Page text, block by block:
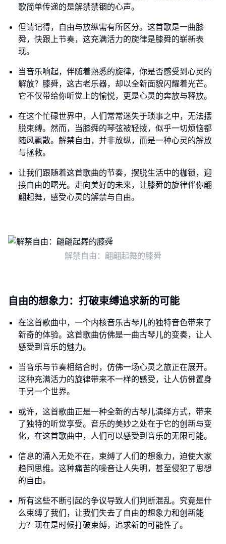
歌简单传递的是解禁禁锢的心声。
但请记得，自由与放纵需有所区分。这首歌是一曲膝
舜，快跟上节奏，这充满活力的旋律是膝舜的崭新表
现。
当音乐响起，伴随着熟悉的旋律，你是否感受到心灵的
解放？膝舜，这古老乐器，却以全新面貌闪耀着光芒。
它不仅带给你听觉上的愉悦，更是心灵的奔放与释放。
在这个忙碌世界中，人们常常迷失于琐事之中，无法摆
脱束缚。然而，当膝舜的琴弦被轻拨，似乎一切烦恼都
随风飘散。解禁自由，并非放纵，而是一种心灵的解放
与拯救。
让我们跟随着这首歌曲的节奏，摆脱生活中的枷锁，迎
接自由的曙光。走向美好的未来，让膝舜的旋律伴你翩
翩起舞，感受心灵的解禁与自由。
解禁自由：翩翩起舞的膝舜
自由的想象力：打破束缚追求新的可能
在这首歌曲中，一个内核音乐古琴儿的独特音色带来了
新奇的体验。这首歌曲仿佛是一曲古琴儿的变奏，让人
感受到音乐的魅力。
当音乐与节奏相结合时，仿佛一场心灵之旅正在展开。
这种充满活力的旋律带来不一样的感受，让人仿佛置身
于另一个世界。
或许，这首歌曲正是一种全新的古琴儿演绎方式，带来
了独特的听觉享受。音乐的美妙之处在于它的创新与变
化，在这首歌曲中，人们可以感受到音乐的无限可能。
信息的涌入无处不在，束缚了人们的想象力，迫使大家
趋同思维。这种痛苦的噪音让人失明，甚至侵犯了思想
的自由。
所有这些不断引起的争议导致人们判断混乱。究竟是什
么束缚了我们，让我们失去了自由的想象力和创新能
力？现在是时候打破束缚，追求新的可能性了。